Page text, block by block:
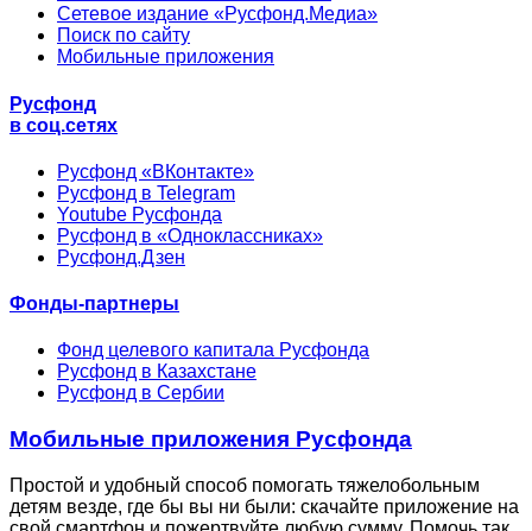
Сетевое издание «Русфонд.Медиа»
Поиск по сайту
Мобильные приложения
Русфонд
в соц.сетях
Русфонд «ВКонтакте»
Русфонд в Telegram
Youtube Русфонда
Русфонд в «Одноклассниках»
Русфонд.Дзен
Фонды-партнеры
Фонд целевого капитала Русфонда
Русфонд в Казахстане
Русфонд в Сербии
Мобильные приложения Русфонда
Простой и удобный способ помогать тяжелобольным
детям везде, где бы вы ни были: скачайте приложение на